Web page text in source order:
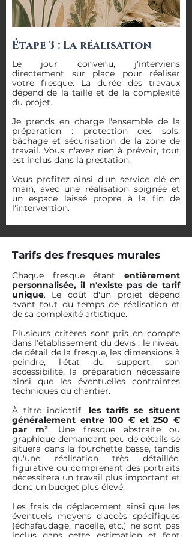
Étape 3 : La réalisation
Le jour convenu, j'interviens
directement sur place pour réaliser
votre fresque. La durée des travaux
dépend de la taille et de la complexité
du projet.
Je prends en charge l'ensemble de la
préparation : protection des sols,
bâchage et sécurisation de la zone de
travail. Vous n'avez rien à prévoir, tout
est inclus dans la prestation.
Vous profitez ainsi d'un service clé en
main, avec une réalisation soignée et
un espace laissé propre à la fin de
l'intervention.
Tarifs des fresques murales
Chaque fresque étant entièrement
personnalisée, il n'existe pas de tarif
unique. Le coût d'un projet dépend
avant tout du temps de réalisation et
de sa complexité artistique.
Plusieurs critères sont pris en compte
dans l'établissement du devis : le niveau
de détail de la fresque, les dimensions à
peindre, l'état du support, son
accessibilité, la préparation nécessaire
ainsi que les éventuelles contraintes
techniques du chantier.
À titre indicatif, les tarifs se situent
généralement entre 100 € et 250 €
par m². Une fresque abstraite ou
graphique demandant peu de détails se
situera dans la fourchette basse, tandis
qu'une réalisation très détaillée,
figurative ou comprenant des portraits
nécessitera un travail plus important et
donc un budget plus élevé.
Les frais de déplacement ainsi que les
éventuels moyens d'accès spécifiques
(échafaudage, nacelle, etc.) ne sont pas